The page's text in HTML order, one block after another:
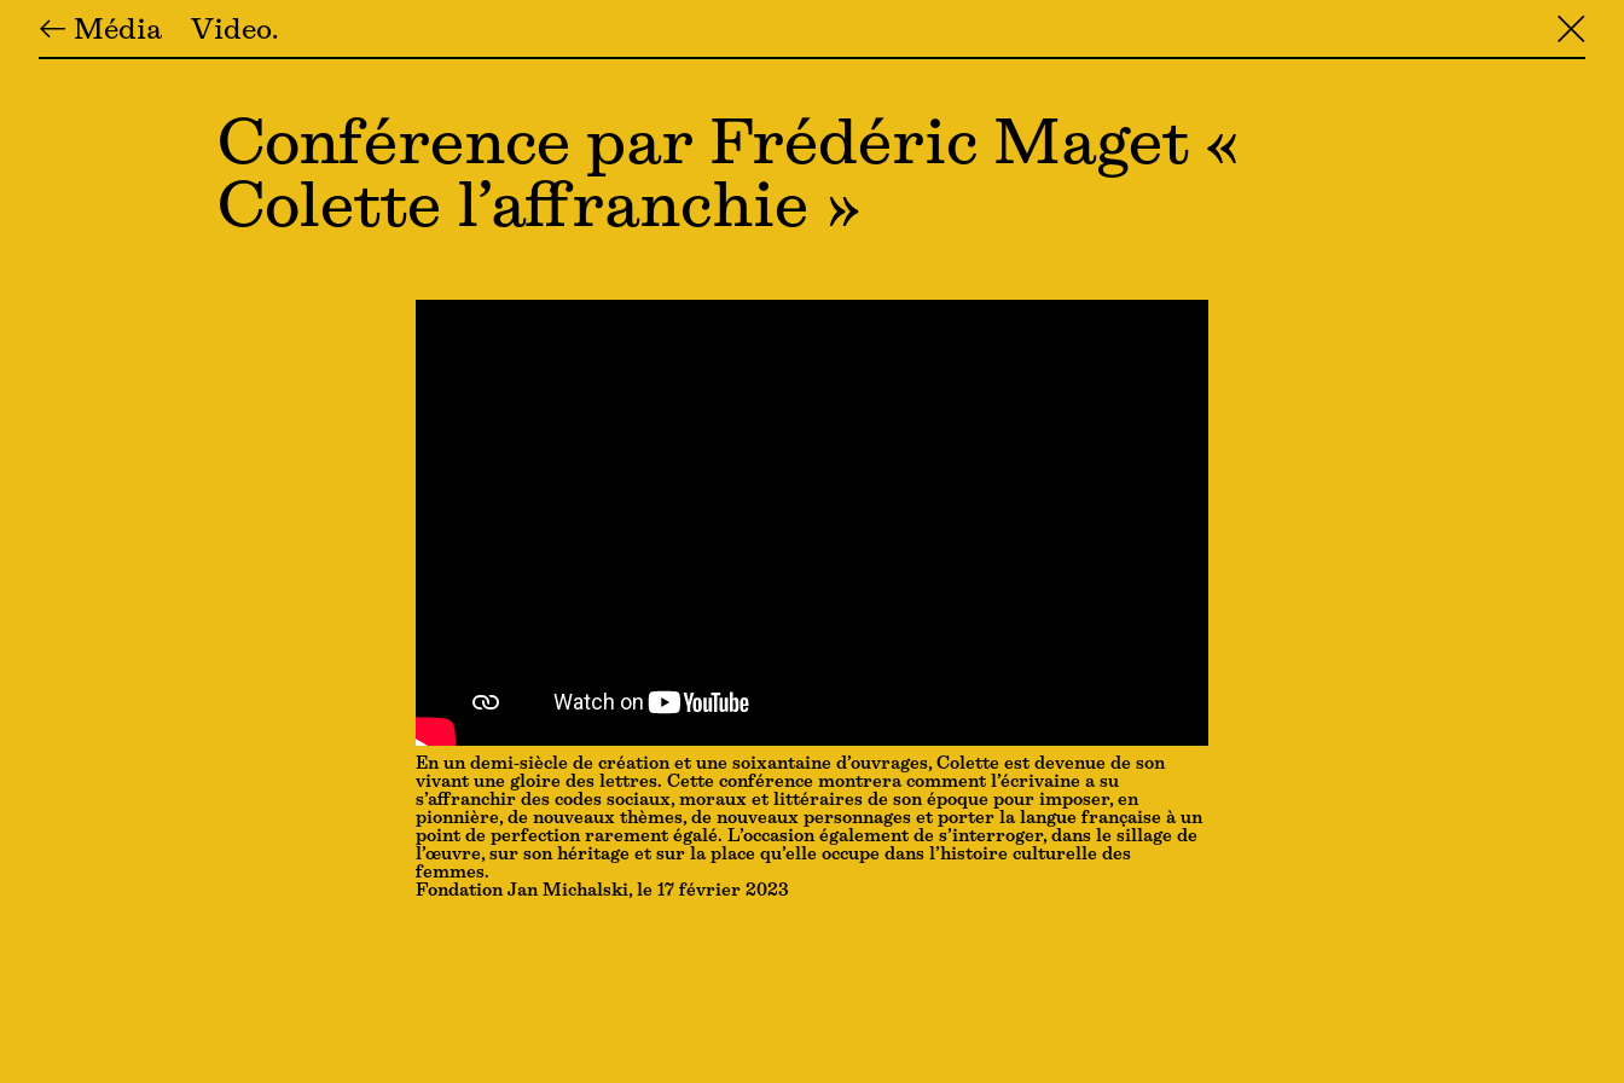
← Média Video ╳
Conférence par Frédéric Maget «
Colette l’affranchie »
En un demi-siècle de création et une soixantaine d’ouvrages, Colette est devenue de son
vivant une gloire des lettres. Cette conférence montrera comment l’écrivaine a su
s’affranchir des codes sociaux, moraux et littéraires de son époque pour imposer, en
pionnière, de nouveaux thèmes, de nouveaux personnages et porter la langue française à un
point de perfection rarement égalé. L’occasion également de s’interroger, dans le sillage de
l’œuvre, sur son héritage et sur la place qu’elle occupe dans l’histoire culturelle des
femmes.
Fondation Jan Michalski, le 17 février 2023